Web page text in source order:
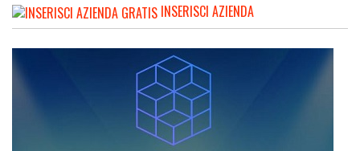
INSERISCI AZIENDA